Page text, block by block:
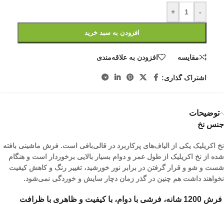
-
+
افزودن به سبد خرید
مقایسه افزودن به علاقه‌مندی
اشتراک گذاری:
توضیحات
جنس نخ
نخ اکریلیک یکی از الیاف­‌های پرکاربرد در قالی‌بافی است. فرش ماشینی بافته
شده از نخ اکریلیک از طول عمر و دوام بسیار بالایی برخوردار است و هنگام
شست و شو و قرار گرفتن در برابر نور خورشید، تغییر رنگ و کاهش کیفیت
نخواهند داشت هم چنین در گذر زمان دچار سایش و خوردگی نمی‌شود.
فرش 1200 شانه، فرشی با دوام، با کیفیت و ظاهری با ظرافت